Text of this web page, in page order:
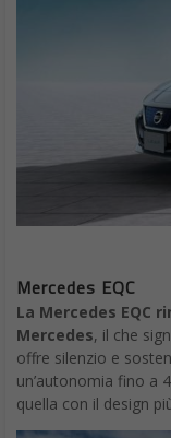
Mercedes EQC
La Mercedes EQC
Mercedes, il che
offre silenzio e
un’autonomia fino a
quella con il design